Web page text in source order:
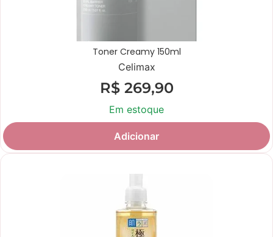
Toner Creamy 150ml
Celimax
R$269,90
Em estoque
Adicionar